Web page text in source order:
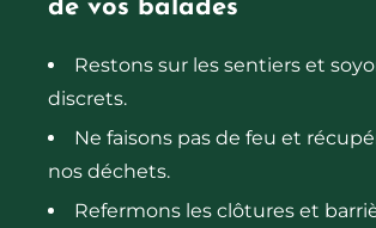
de vos balades
Restons sur les sentiers et
discrets.
Ne faisons pas de feu et
nos déchets.
Refermons les clôtures et